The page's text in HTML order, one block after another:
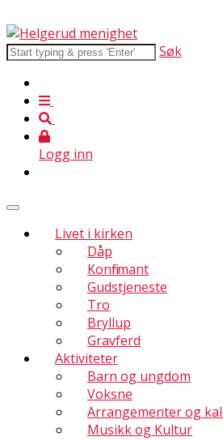
Søk
Logg inn
Livet i kirken
Dåp
Konfirmant
Gudstjeneste
Tro
Bryllup
Gravferd
Aktiviteter
Barn og ungdom
Voksne
Arrangementer og
Musikk og Kultur